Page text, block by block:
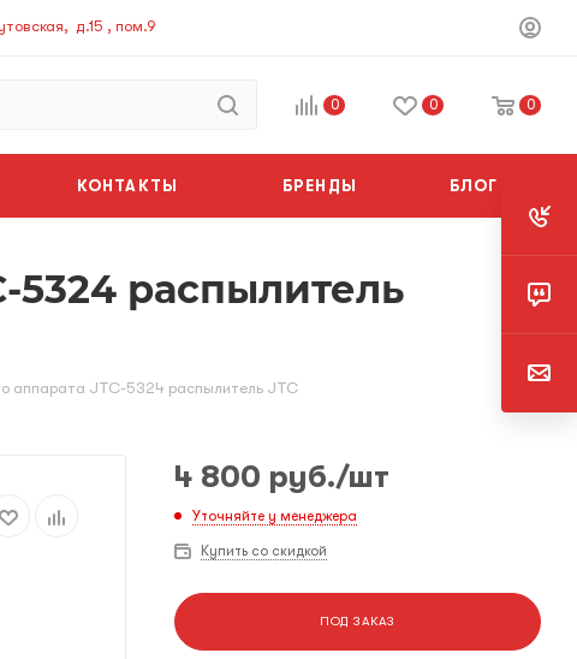
д.15 , пом.9
0 0 0
КОНТАКТЫ БРЕНДЫ БЛОГ
5324 распылитель
аппарата JTC-5324 распылитель JTC
4 800 руб./шт
Уточняйте у менеджера
Купить со скидкой
ПОД ЗАКАЗ